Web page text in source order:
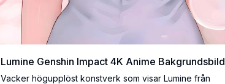
Lumine Genshin Impact 4K Anime Bakgrundsbild
Vacker högupplöst konstverk som visar Lumine från